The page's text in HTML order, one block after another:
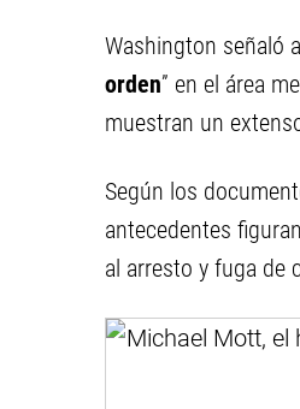
Washington señaló
orden” en el área
muestran un
Según los
antecedentes
al arresto y fuga de